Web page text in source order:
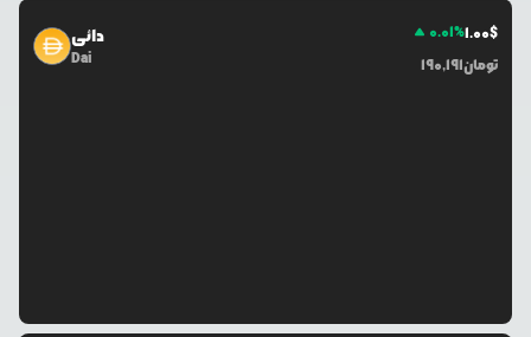
دائی
Dai
0.01%1.00$
190,191تومان